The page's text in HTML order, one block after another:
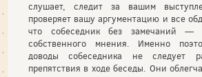
слушает, следит за вашим
проверяет вашу аргумен­тацию и все
что собеседник без замечаний —
собственного мнения. Именно
доводы собеседника не следует
препятствия в ходе беседы. Они